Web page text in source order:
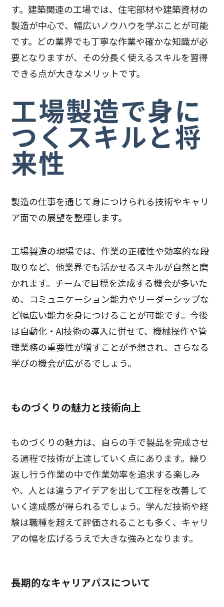
す。建築関連の工場では、住宅部材や建築資材の
製造が中心で、幅広いノウハウを学ぶことが可能
です。どの業界でも丁寧な作業や確かな知識が必
要となりますが、その分長く使えるスキルを習得
できる点が大きなメリットです。
工場製造で身に
つくスキルと将
来性
製造の仕事を通じて身につけられる技術やキャリ
ア面での展望を整理します。
工場製造の現場では、作業の正確性や効率的な段
取りなど、他業界でも活かせるスキルが自然と磨
かれます。チームで目標を達成する機会が多いた
め、コミュニケーション能力やリーダーシップな
ど幅広い能力を身につけることが可能です。今後
は自動化・AI技術の導入に併せて、機械操作や管
理業務の重要性が増すことが予想され、さらなる
学びの機会が広がるでしょう。
ものづくりの魅力と技術向上
ものづくりの魅力は、自らの手で製品を完成させ
る過程で技術が上達していく点にあります。繰り
返し行う作業の中で作業効率を追求する楽しみ
や、人とは違うアイデアを出して工程を改善して
いく達成感が得られるでしょう。学んだ技術や経
験は職種を超えて評価されることも多く、キャリ
アの幅を広げるうえで大きな強みとなります。
長期的なキャリアパスについて